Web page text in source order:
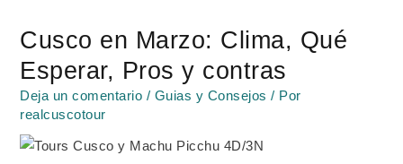
Cusco en Marzo: Clima, Qué
Esperar, Pros y contras
Deja un comentario / Guias y Consejos / Por
realcuscotour
entradas